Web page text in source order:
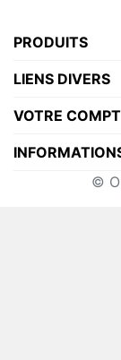
PRODUITS
LIENS DIVERS
VOTRE
©